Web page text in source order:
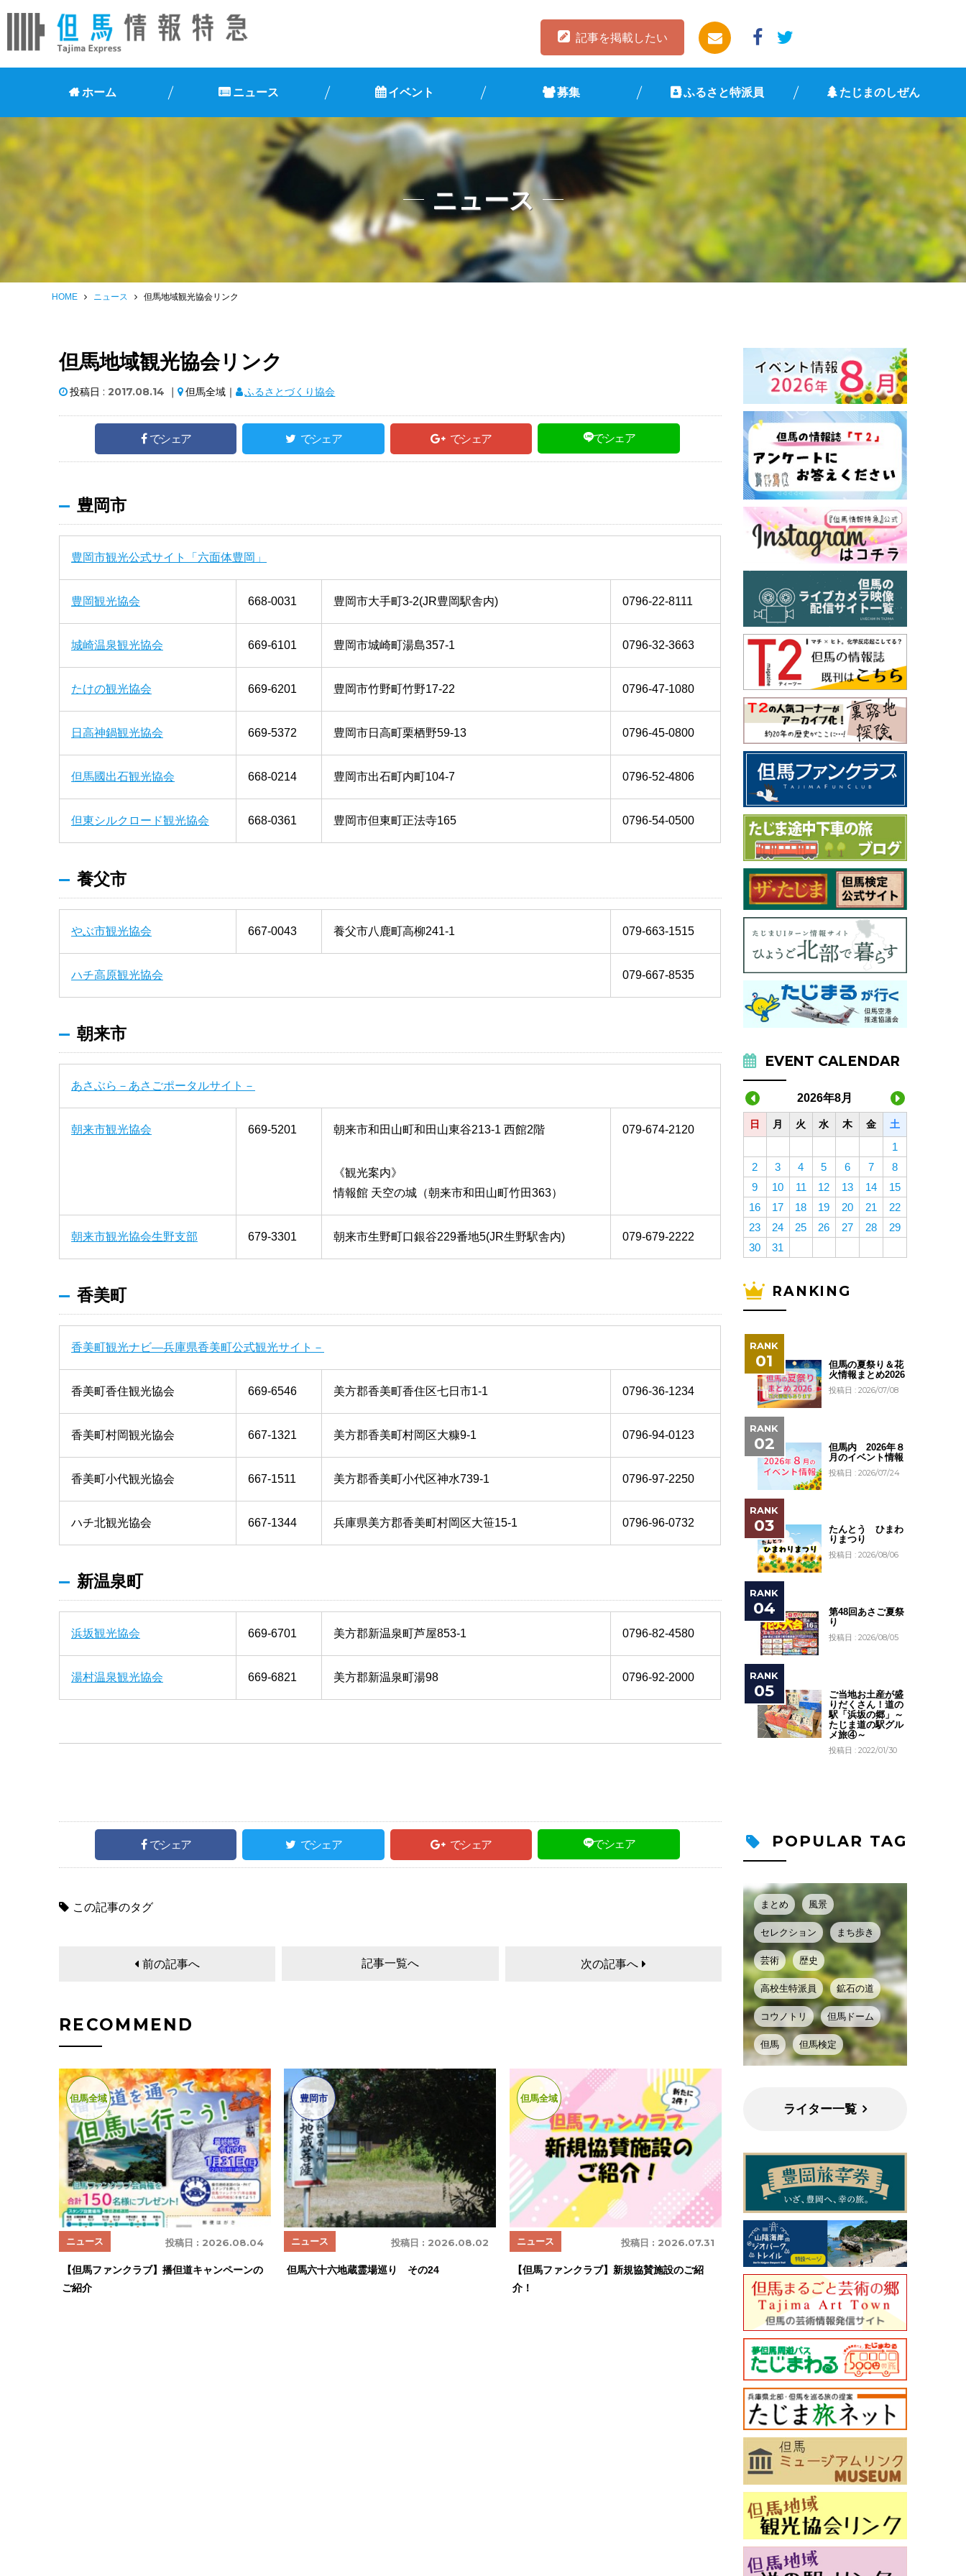
記事を掲載したい
ホーム ニュース イベント 募集 ふるさと特派員 たじまのしぜん
ニュース
HOME ニュース 但馬地域観光協会リンク
但馬地域観光協会リンク
投稿日 : 2017.08.14 ｜ 但馬全域｜ ふるさとづくり協会
でシェア でシェア でシェア でシェア
豊岡市
豊岡市観光公式サイト「六面体豊岡」
豊岡観光協会 668-0031 豊岡市大手町3-2(JR豊岡駅舎内) 0796-22-8111
城崎温泉観光協会 669-6101 豊岡市城崎町湯島357-1 0796-32-3663
たけの観光協会 669-6201 豊岡市竹野町竹野17-22 0796-47-1080
日高神鍋観光協会 669-5372 豊岡市日高町栗栖野59-13 0796-45-0800
但馬國出石観光協会 668-0214 豊岡市出石町内町104-7 0796-52-4806
但東シルクロード観光協会 668-0361 豊岡市但東町正法寺165 0796-54-0500
養父市
やぶ市観光協会 667-0043 養父市八鹿町高柳241-1 079-663-1515
ハチ高原観光協会 079-667-8535
朝来市
あさぶら－あさごポータルサイト－
朝来市観光協会 669-5201 朝来市和田山町和田山東谷213-1 西館2階
《観光案内》
情報館 天空の城（朝来市和田山町竹田363）
079-674-2120
朝来市観光協会生野支部 679-3301 朝来市生野町口銀谷229番地5(JR生野駅舎内) 079-679-2222
香美町
香美町観光ナビ―兵庫県香美町公式観光サイト－
香美町香住観光協会 669-6546 美方郡香美町香住区七日市1-1 0796-36-1234
香美町村岡観光協会 667-1321 美方郡香美町村岡区大糠9-1 0796-94-0123
香美町小代観光協会 667-1511 美方郡香美町小代区神水739-1 0796-97-2250
ハチ北観光協会 667-1344 兵庫県美方郡香美町村岡区大笹15-1 0796-96-0732
新温泉町
浜坂観光協会 669-6701 美方郡新温泉町芦屋853-1 0796-82-4580
湯村温泉観光協会 669-6821 美方郡新温泉町湯98 0796-92-2000
でシェア でシェア でシェア でシェア
この記事のタグ
前の記事へ 記事一覧へ 次の記事へ
RECOMMEND
但馬全域
投稿日 : 2026.08.04
ニュース
【但馬ファンクラブ】播但道キャンペーンの
ご紹介
豊岡市
投稿日 : 2026.08.02
ニュース
但馬六十六地蔵霊場巡り その24
但馬全域
投稿日 : 2026.07.31
ニュース
【但馬ファンクラブ】新規協賛施設のご紹
介！
EVENT CALENDAR
2026年8月
日 月 火 水 木 金 土
1
2
3 4 5 6 7
8
9
10 11 12 13 14
15
16
17 18 19 20 21
22
23
24 25 26 27 28
29
30
31
RANKING
但馬の夏祭り＆花
火情報まとめ2026
投稿日 : 2026/07/08
但馬内 2026年８
月のイベント情報
投稿日 : 2026/07/24
たんとう ひまわ
りまつり
投稿日 : 2026/08/06
第48回あさご夏祭
り
投稿日 : 2026/08/05
ご当地お土産が盛
りだくさん！道の
駅「浜坂の郷」～
たじま道の駅グル
メ旅④～
投稿日 : 2022/01/30
POPULAR TAG
まとめ 風景
セレクション まち歩き
芸術 歴史
高校生特派員 鉱石の道
コウノトリ 但馬ドーム
但馬 但馬検定
ライター一覧